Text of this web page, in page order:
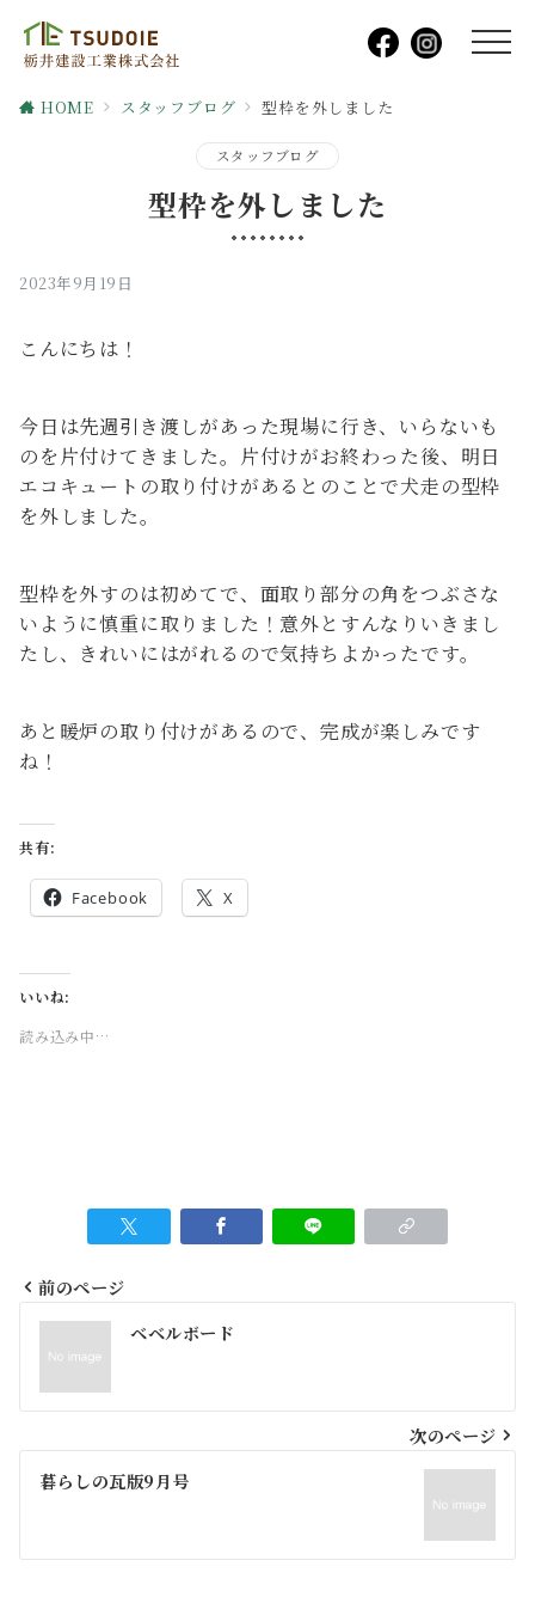
HOME スタッフブログ 型枠を外しました
スタッフブログ
型枠を外しました
2023年9月19日
こんにちは！
今日は先週引き渡しがあった現場に行き、いらないも
のを片付けてきました。片付けがお終わった後、明日
エコキュートの取り付けがあるとのことで犬走の型枠
を外しました。
型枠を外すのは初めてで、面取り部分の角をつぶさな
いように慎重に取りました！意外とすんなりいきまし
たし、きれいにはがれるので気持ちよかったです。
あと暖炉の取り付けがあるので、完成が楽しみです
ね！
共有:
Facebook X
いいね:
読み込み中…
投
ナ
ビ
ゲ
シ
前のページ
ベベルボード
次のページ
暮らしの瓦版9月号